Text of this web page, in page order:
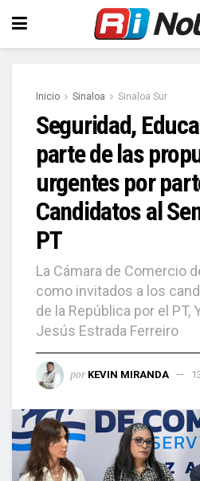
Inicio Sinaloa Sinaloa Sur
Seguridad,
parte de las
urgentes por
Candidatos al
PT
La Cámara de Comercio
como invitados a los
de la República por el PT,
Jesús Estrada Ferreiro
por KEVIN MIRANDA